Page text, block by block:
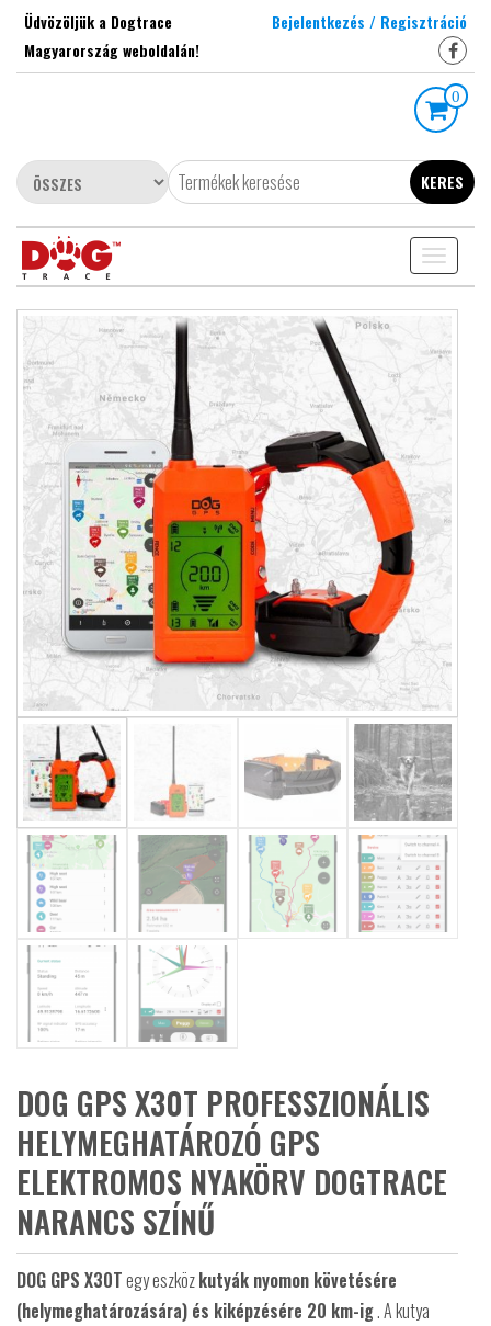
Üdvözöljük a Dogtrace
Magyarország weboldalán!
Bejelentkezés / Regisztráció
0
KERES
Toggle
DOG GPS X30T PROFESSZIONÁLIS
HELYMEGHATÁROZÓ GPS
ELEKTROMOS NYAKÖRV DOGTRACE
NARANCS SZÍNŰ
DOG GPS X30Tegy eszközkutyák nyomon követésére
(helymeghatározására) és kiképzésére 20 km-ig. A kutya